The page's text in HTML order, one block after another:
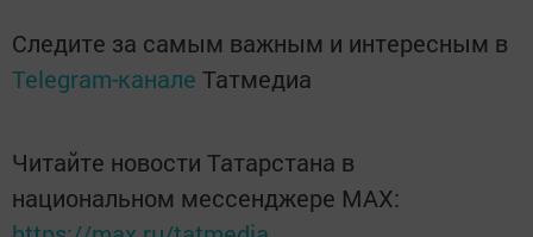
Следите за самым важным и интересным в
Telegram-канале Татмедиа
Читайте новости Татарстана в
национальном мессенджере MАХ: